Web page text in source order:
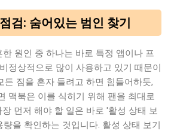
검: 숨어있는 범인 찾기
원인 중 하나는 바로 특정 앱이나 프
정상적으로 많이 사용하고 있기 때문이
든 짐을 혼자 들려고 하면 힘들어하듯,
맥북은 이를 식히기 위해 팬을 최대로
먼저 해야 할 일은 바로 '활성 상태 보
량을 확인하는 것입니다. 활성 상태 보기